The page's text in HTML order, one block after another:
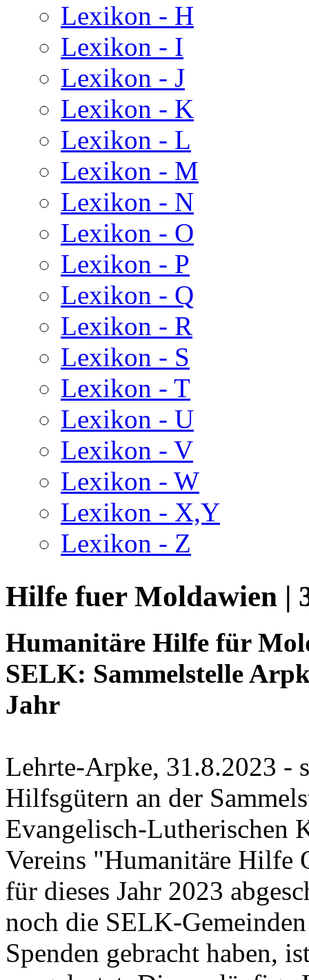
Lexikon - H
Lexikon - I
Lexikon - J
Lexikon - K
Lexikon - L
Lexikon - M
Lexikon - N
Lexikon - O
Lexikon - P
Lexikon - Q
Lexikon - R
Lexikon - S
Lexikon - T
Lexikon - U
Lexikon - V
Lexikon - W
Lexikon - X,Y
Lexikon - Z
Hilfe fuer Moldawien |
Humanitäre Hilfe für
SELK: Sammelstelle
Jahr
Lehrte-Arpke, 31.8.2023 -
Hilfsgütern an der
Evangelisch-Lutherischen
Vereins "Humanitäre Hilfe
für dieses Jahr 2023
noch die SELK-
Spenden gebracht haben,